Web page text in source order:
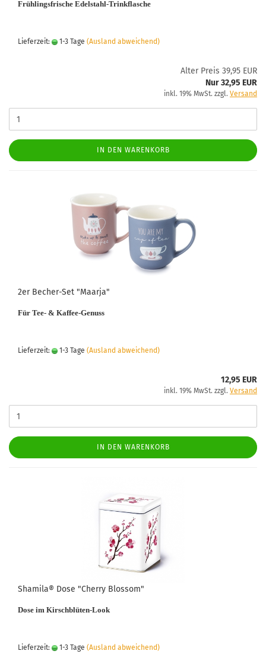
Frühlingsfrische Edelstahl-Trinkflasche
Lieferzeit: 1-3 Tage (Ausland abweichend)
Alter Preis 39,95 EUR
Nur 32,95 EUR
inkl. 19% MwSt. zzgl. Versand
IN DEN WARENKORB
2er Becher-Set "Maarja"
Für Tee- & Kaffee-Genuss
Lieferzeit: 1-3 Tage (Ausland abweichend)
12,95 EUR
inkl. 19% MwSt. zzgl. Versand
IN DEN WARENKORB
Shamila® Dose "Cherry Blossom"
Dose im Kirschblüten-Look
Lieferzeit: 1-3 Tage (Ausland abweichend)